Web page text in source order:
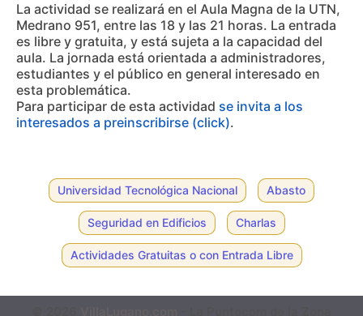
La actividad se realizará en el Aula Magna de la UTN,
Medrano 951, entre las 18 y las 21 horas. La entrada
es libre y gratuita, y está sujeta a la capacidad del
aula. La jornada está orientada a administradores,
estudiantes y el público en general interesado en
esta problemática.
Para participar de esta actividad se invita a los
interesados a preinscribirse (click).
Universidad Tecnológica Nacional Abasto
Seguridad en Edificios Charlas
Actividades Gratuitas o con Entrada Libre